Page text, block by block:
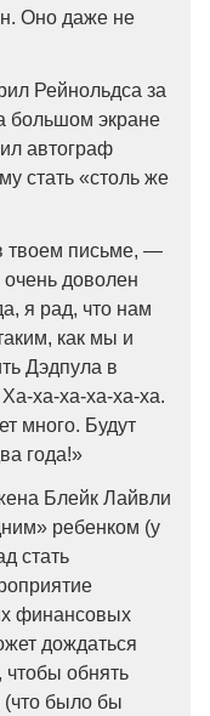
Оно даже не
Рейнольдса за
большом экране
автограф
стать «столь же
твоем письме, —
доволен
я рад, что нам
как мы и
Дэдпула в
ха-ха-ха-ха-ха.
много. Будут
года!»
Блейк Лайвли
ребенком (у
стать
финансовых
дождаться
чтобы обнять
(что было бы